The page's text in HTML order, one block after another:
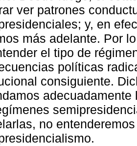
ver patrones
y, en
más adelante. Por
el tipo de
políticas
consiguiente.
no